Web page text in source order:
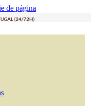
de página
(24/72H)